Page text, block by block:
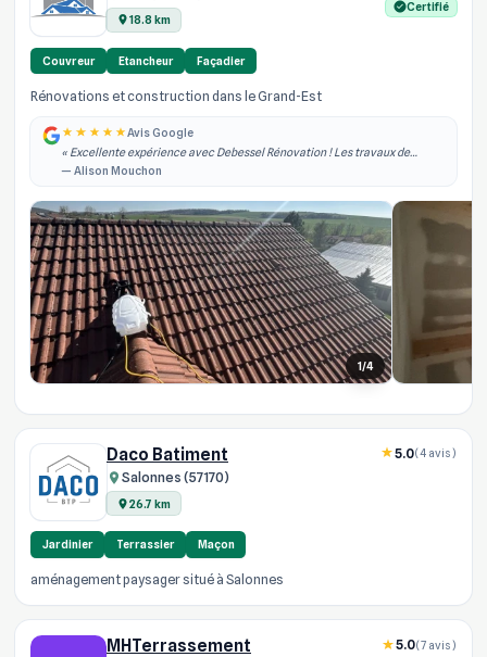
18.8 km
Certifié
Couvreur Etancheur Façadier
Rénovations et construction dans le Grand-Est
Avis Google
« Excellente expérience avec Debessel Rénovation ! Les travaux de
rénovation intérieure ont été réalisés rapidement, dans les délais
— Alison Mouchon
1/4
Daco Batiment
Salonnes (57170)
26.7 km
5.0(4 avis)
Jardinier Terrassier Maçon
aménagement paysager situé à Salonnes
MHTerrassement 5.0(7 avis)